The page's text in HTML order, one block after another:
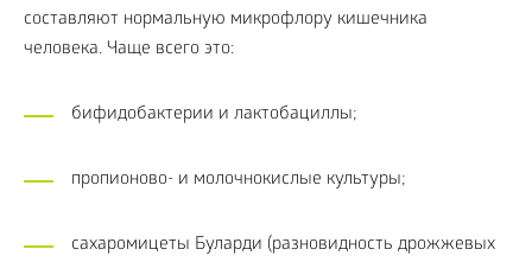
составляют нормальную микрофлору кишечника
человека. Чаще всего это:
бифидобактерии и лактобациллы;
пропионово- и молочнокислые культуры;
сахаромицеты Буларди (разновидность дрожжевых